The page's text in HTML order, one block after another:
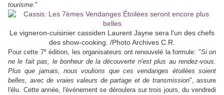
tourisme."
Le vigneron-cuisinier cassiden Laurent Jayne sera l'un des chefs
des show-cooking. /Photo Archives C.R.
Pour cette 7eédition, les organisateurs ont renouvelé la formule: "Si on
ne le fait pas, le bonheur de la découverte n'est plus au rendez-vous.
Plus que jamais, nous voulions que ces vendanges étoilées soient
belles, avec de vraies valeurs de partage et de transmission", assure
l'élu. Cette année, l'événement se déroulera sur trois jours, du vendredi